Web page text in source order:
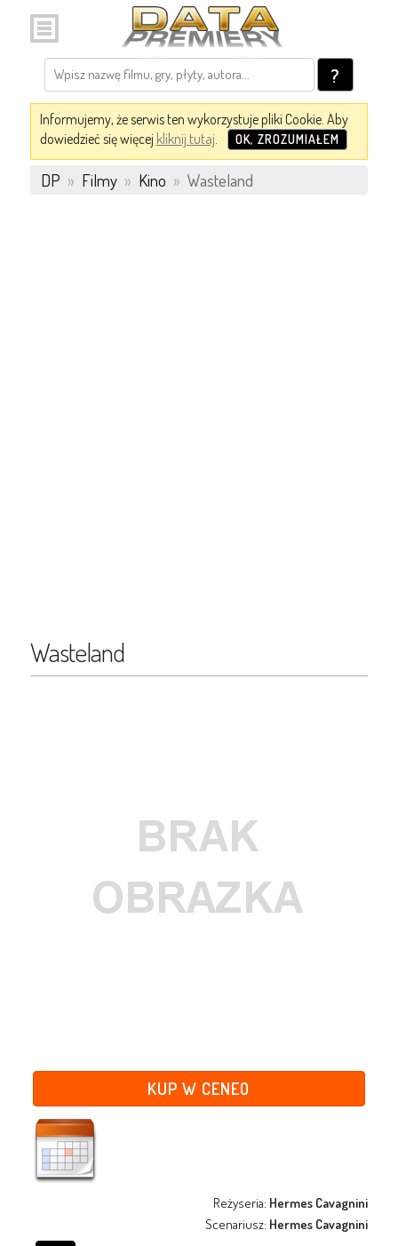
?
Informujemy, że serwis ten wykorzystuje pliki Cookie. Aby
dowiedzieć się więcej kliknij tutaj. OK, ZROZUMIAŁEM
DP » Filmy » Kino » Wasteland
Wasteland
KUP W CENEO
Reżyseria: Hermes Cavagnini
Scenariusz: Hermes Cavagnini